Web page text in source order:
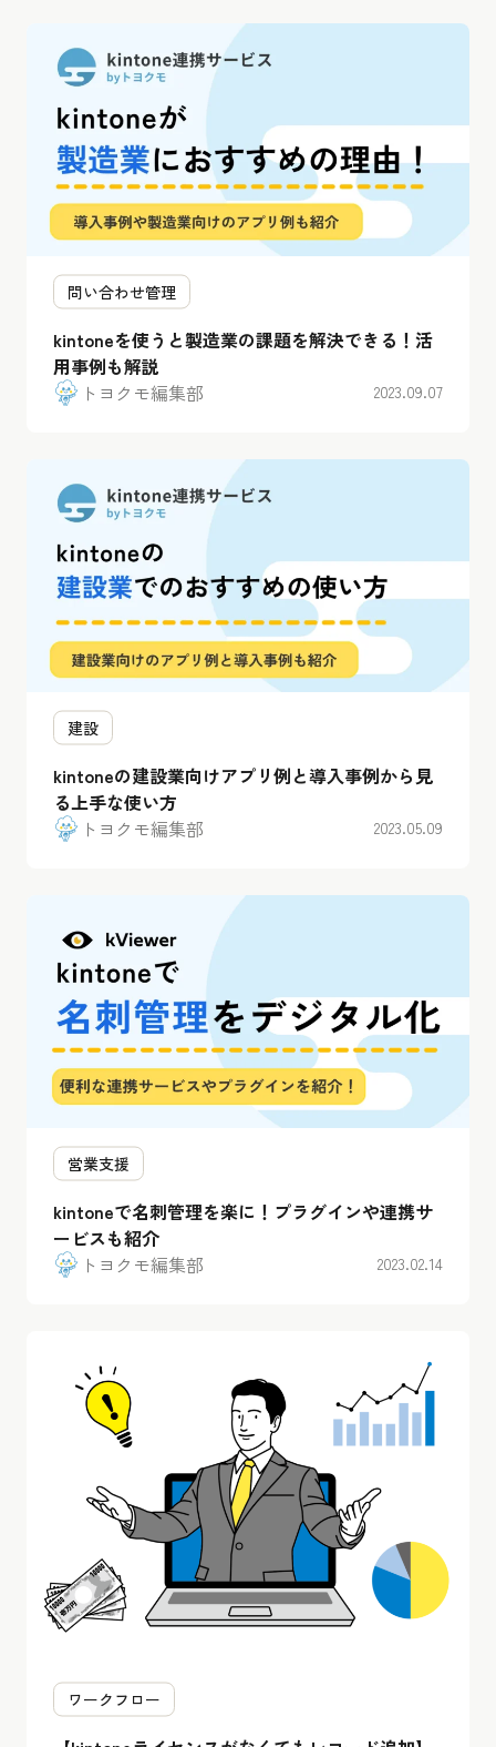
問い合わせ管理
kintoneを使うと製造業の課題を解決できる！活
用事例も解説
トヨクモ編集部
2023.09.07
建設
kintoneの建設業向けアプリ例と導入事例から見
る上手な使い方
トヨクモ編集部
2023.05.09
営業支援
kintoneで名刺管理を楽に！プラグインや連携サ
ービスも紹介
トヨクモ編集部
2023.02.14
ワークフロー